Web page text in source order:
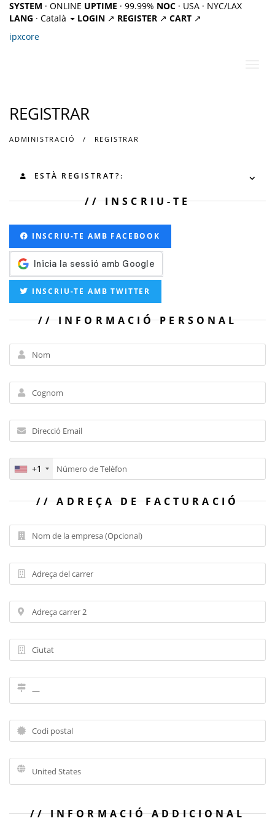
SYSTEM · ONLINE UPTIME · 99.99% NOC · USA · NYC/LAX
LANG · Català LOGIN ↗ REGISTER ↗ CART ↗
ipxcore
REGISTRAR
ADMINISTRACIÓ REGISTRAR
ESTÀ REGISTRAT?:
INSCRIU-TE
INSCRIU-TE AMB FACEBOOK
INSCRIU-TE AMB TWITTER
INFORMACIÓ PERSONAL
+1
ADREÇA DE FACTURACIÓ
INFORMACIÓ ADDICIONAL